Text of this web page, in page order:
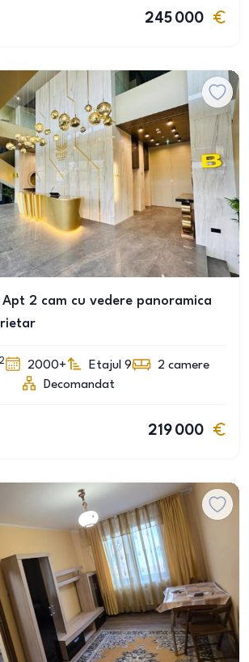
245 000
Apt 2 cam cu vedere panoramica
2 2000+ Etajul 9 2 camere
Decomandat
219 000